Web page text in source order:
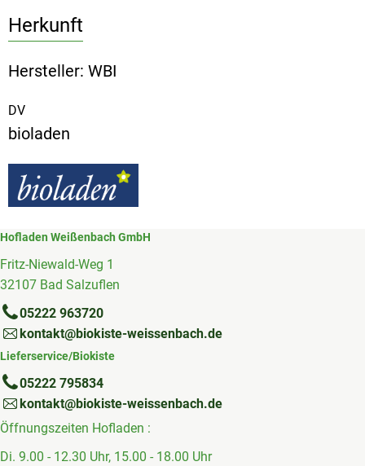
Herkunft
Hersteller: WBI
DV
bioladen
Hofladen Weißenbach GmbH
Fritz-Niewald-Weg 1
32107 Bad Salzuflen
05222 963720
kontakt@biokiste-weissenbach.de
Lieferservice/Biokiste
05222 795834
kontakt@biokiste-weissenbach.de
Öffnungszeiten Hofladen :
Di. 9.00 - 12.30 Uhr, 15.00 - 18.00 Uhr